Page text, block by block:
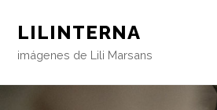
LILINTERNA
imágenes de Lili Marsans